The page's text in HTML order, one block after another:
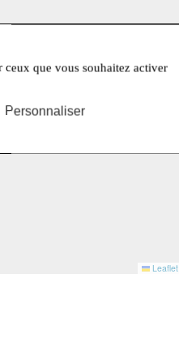
Leaflet
que vous souhaitez activer
Personnaliser